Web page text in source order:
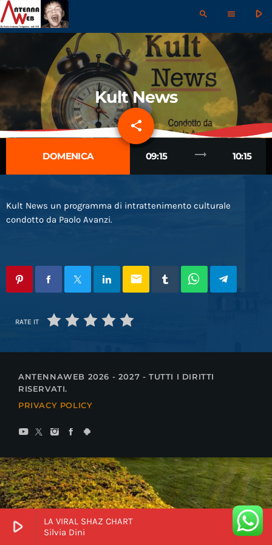
play_arrow
LA VIRAL SHAZ CHART
Silvia Dini
keyboard_arrow_right
search menu play_arrow
Kult News
share
email
DOMENICA 09:15 trending_flat 10:15
Kult News un programma di intrattenimento culturale
condotto da Paolo Avanzi.
email
RATE IT
ANTENNAWEB 2026 - 2027 - TUTTI I DIRITTI
RISERVATI.
PRIVACY POLICY